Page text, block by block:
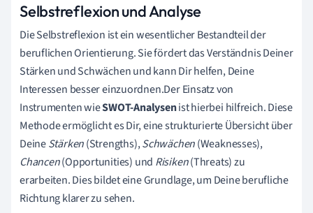
Selbstreflexion und Analyse
Die Selbstreflexion ist ein wesentlicher Bestandteil der
beruflichen Orientierung. Sie fördert das Verständnis Deiner
Stärken und Schwächen und kann Dir helfen, Deine
Interessen besser einzuordnen.Der Einsatz von
Instrumenten wieSWOT-Analysenist hierbei hilfreich. Diese
Methode ermöglicht es Dir, eine strukturierte Übersicht über
DeineStärken(Strengths),Schwächen(Weaknesses),
Chancen(Opportunities) und Risiken(Threats) zu
erarbeiten. Dies bildet eine Grundlage, um Deine berufliche
Richtung klarer zu sehen.